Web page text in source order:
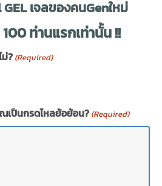
เจลของคนGenใหม่
ท่านแรกเท่านั้น !!
? (Required)
เป็นกรดไหลย้อย้อน? (Required)